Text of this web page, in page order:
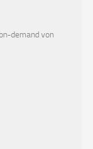
demand von